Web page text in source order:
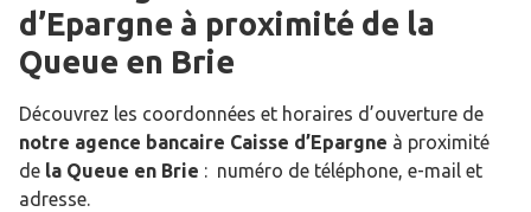
d’Epargne à proximité de la
Queue en Brie
Découvrez les coordonnées et horaires d’ouverture de
notre agence bancaire Caisse d’Epargne à proximité
de la Queue en Brie : numéro de téléphone, e-mail et
adresse.